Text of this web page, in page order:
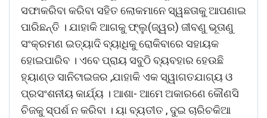
ସଫାକରିବା କରିବା ସହିତ ଲୋକମାନେ ସ୍ୱଛତାକୁ ଆପଣାଇ
ପାରିଛନ୍ତି । ଯାହାକି ଆଗକୁ ଫ୍ଲୁ(ଜ୍ୱର) ଜୀବଣୁ ଭୂତାଣୁ
ସଂକ୍ରମଣ ଇତ୍ୟାଦି ବ୍ୟାଧିକୁ ରୋକିବାରେ ସହାୟକ
ହୋଇପାରିବ । ଏବେ ପ୍ରାୟ ସବୁଠି ବ୍ୟବହାର ହେଉଛି
ହ୍ୟାଣ୍ଡ ସାନିଟାଇଜର ,ଯାହାକି ଏକ ସ୍ୱାଗତଯାଗ୍ୟ ଓ
ପ୍ରସଂଶନୀୟ କାର୍ଯ୍ୟ । ଆଶା- ଆମେ ଅକାରଣେ କୌଣସି
ଚିଜକୁ ସ୍ପର୍ଶ ନ କରିବା । ୟା ବ୍ୟତୀତ , ଦୁଇ ଚାରିଚକିଆ